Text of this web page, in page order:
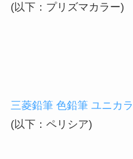
(以下：プリズマカラー)
三菱鉛筆 色鉛筆 ユニカ
(以下：ペリシア)